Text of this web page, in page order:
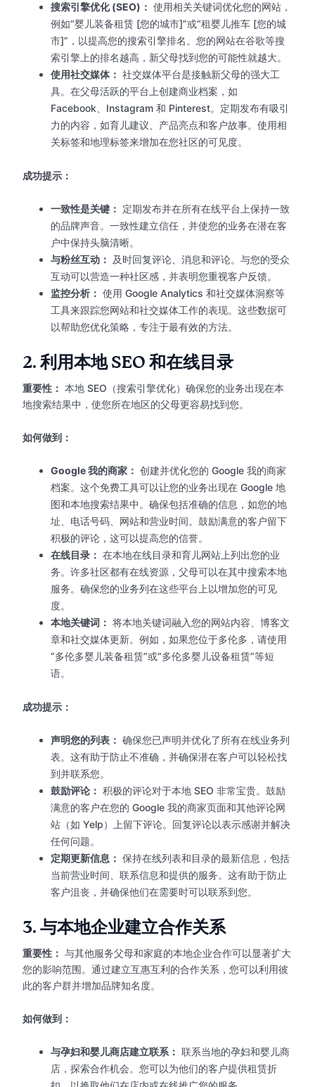
搜索引擎优化 (SEO)： 使用相关关键词优化您的网站，
例如“婴儿装备租赁 [您的城市]”或“租婴儿推车 [您的城
市]”，以提高您的搜索引擎排名。您的网站在谷歌等搜
索引擎上的排名越高，新父母找到您的可能性就越大。
使用社交媒体： 社交媒体平台是接触新父母的强大工
具。在父母活跃的平台上创建商业档案，如
Facebook、Instagram 和 Pinterest。定期发布有吸引
力的内容，如育儿建议、产品亮点和客户故事。使用相
关标签和地理标签来增加在您社区的可见度。
成功提示：
一致性是关键： 定期发布并在所有在线平台上保持一致
的品牌声音。一致性建立信任，并使您的业务在潜在客
户中保持头脑清晰。
与粉丝互动： 及时回复评论、消息和评论。与您的受众
互动可以营造一种社区感，并表明您重视客户反馈。
监控分析： 使用 Google Analytics 和社交媒体洞察等
工具来跟踪您网站和社交媒体工作的表现。这些数据可
以帮助您优化策略，专注于最有效的方法。
2.利用本地 SEO 和在线目录
重要性： 本地 SEO（搜索引擎优化）确保您的业务出现在本
地搜索结果中，使您所在地区的父母更容易找到您。
如何做到：
Google 我的商家： 创建并优化您的 Google 我的商家
档案。这个免费工具可以让您的业务出现在 Google 地
图和本地搜索结果中。确保包括准确的信息，如您的地
址、电话号码、网站和营业时间。鼓励满意的客户留下
积极的评论，这可以提高您的信誉。
在线目录： 在本地在线目录和育儿网站上列出您的业
务。许多社区都有在线资源，父母可以在其中搜索本地
服务。确保您的业务列在这些平台上以增加您的可见
度。
本地关键词： 将本地关键词融入您的网站内容、博客文
章和社交媒体更新。例如，如果您位于多伦多，请使用
“多伦多婴儿装备租赁”或“多伦多婴儿设备租赁”等短
语。
成功提示：
声明您的列表： 确保您已声明并优化了所有在线业务列
表。这有助于防止不准确，并确保潜在客户可以轻松找
到并联系您。
鼓励评论： 积极的评论对于本地 SEO 非常宝贵。鼓励
满意的客户在您的 Google 我的商家页面和其他评论网
站（如 Yelp）上留下评论。回复评论以表示感谢并解决
任何问题。
定期更新信息： 保持在线列表和目录的最新信息，包括
当前营业时间、联系信息和提供的服务。这有助于防止
客户沮丧，并确保他们在需要时可以联系到您。
3. 与本地企业建立合作关系
重要性： 与其他服务父母和家庭的本地企业合作可以显著扩大
您的影响范围。通过建立互惠互利的合作关系，您可以利用彼
此的客户群并增加品牌知名度。
如何做到：
与孕妇和婴儿商店建立联系： 联系当地的孕妇和婴儿商
店，探索合作机会。您可以为他们的客户提供租赁折